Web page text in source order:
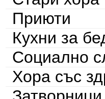
Приюти
Кухни за
Социално
Хора със